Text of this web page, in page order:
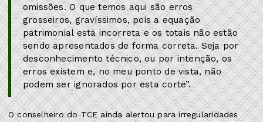
omissões. O que temos aqui são erros
grosseiros, gravíssimos, pois a equação
patrimonial está incorreta e os totais não estão
sendo apresentados de forma correta. Seja por
desconhecimento técnico, ou por intenção, os
erros existem e, no meu ponto de vista, não
podem ser ignorados por esta corte”.
O conselheiro do TCE ainda alertou para irregularidades